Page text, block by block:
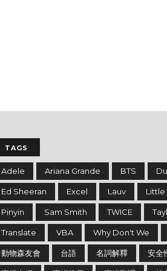
TAGS
Adele Ariana Grande BTS
Ed Sheeran Excel Lauv Little
Pinyin Sam Smith TWICE
Translate VBA Why Don't We
動物森友會 台語 名詞解釋 安全